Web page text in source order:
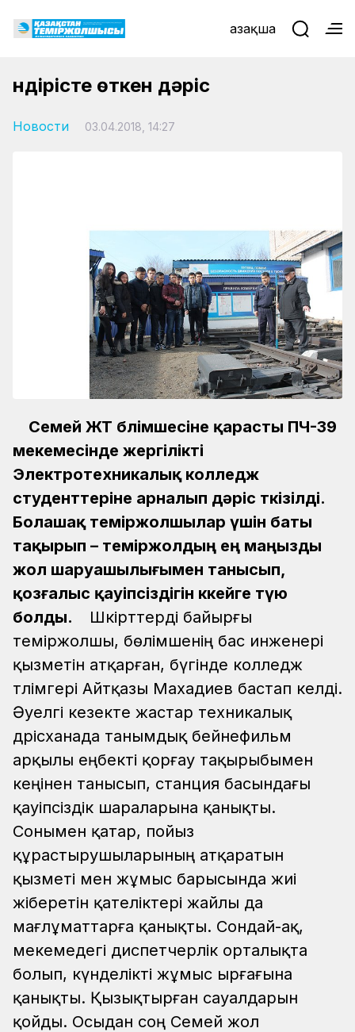
Қазақша
Өндірісте өткен дәріс
Новости 03.04.2018, 14:27
Семей ЖТ бөлімшесіне қарасты ПЧ-39
мекемесінде жергілікті
Электротехникалық колледж
студенттеріне арналып дәріс өткізілді.
Болашақ теміржолшылар үшін баты
тақырып – теміржолдың ең маңызды
жол шаруашылығымен танысып,
қозғалыс қауіпсіздігін көкейге түю
болды.
Шәкірттерді байырғы
теміржолшы, бөлімшенің бас инженері
қызметін атқарған, бүгінде колледж
тәлімгері Айтқазы Махадиев бастап әкелді.
Әуелгі кезекте жастар техникалық
дәрісханада танымдық бейнефильм
арқылы еңбекті қорғау тақырыбымен
кеңінен танысып, станция басындағы
қауіпсіздік шараларына қанықты.
Сонымен қатар, пойыз
құрастырушыларының атқаратын
қызметі мен жұмыс барысында жиі
жіберетін қателіктері жайлы да
мағлұматтарға қанықты. Сондай-ақ,
мекемедегі диспетчерлік орталықта
болып, күнделікті жұмыс ырғағына
қанықты. Қызықтырған сауалдарын
қойды. Осыдан соң Семей жол